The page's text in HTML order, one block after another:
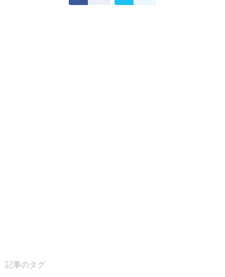
記事のタグ